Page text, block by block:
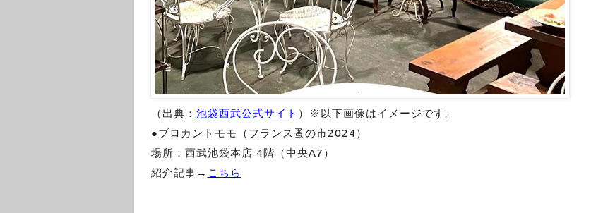
（出典： 池袋西武公式サイト ）※以下画像はイメージです。
●ブロカントモモ（フランス蚤の市2024）
場所：西武池袋本店 4階（中央A7）
紹介記事→ こちら